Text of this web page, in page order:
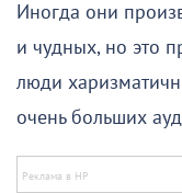
Иногда они
и чудных, но это
люди
очень больших